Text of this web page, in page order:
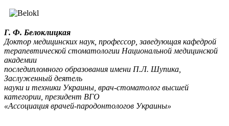
Г. Ф. Белоклицкая
Доктор медицинских наук, профессор, заведующая кафедрой
терапевтической стоматологии Национальной медицинской
академии
последипломного образования имени П.Л. Шупика,
Заслуженный деятель
науки и техники Украины, врач-стоматолог высшей
категории, президент ВГО
«Ассоциация врачей-пародонтологов Украины»